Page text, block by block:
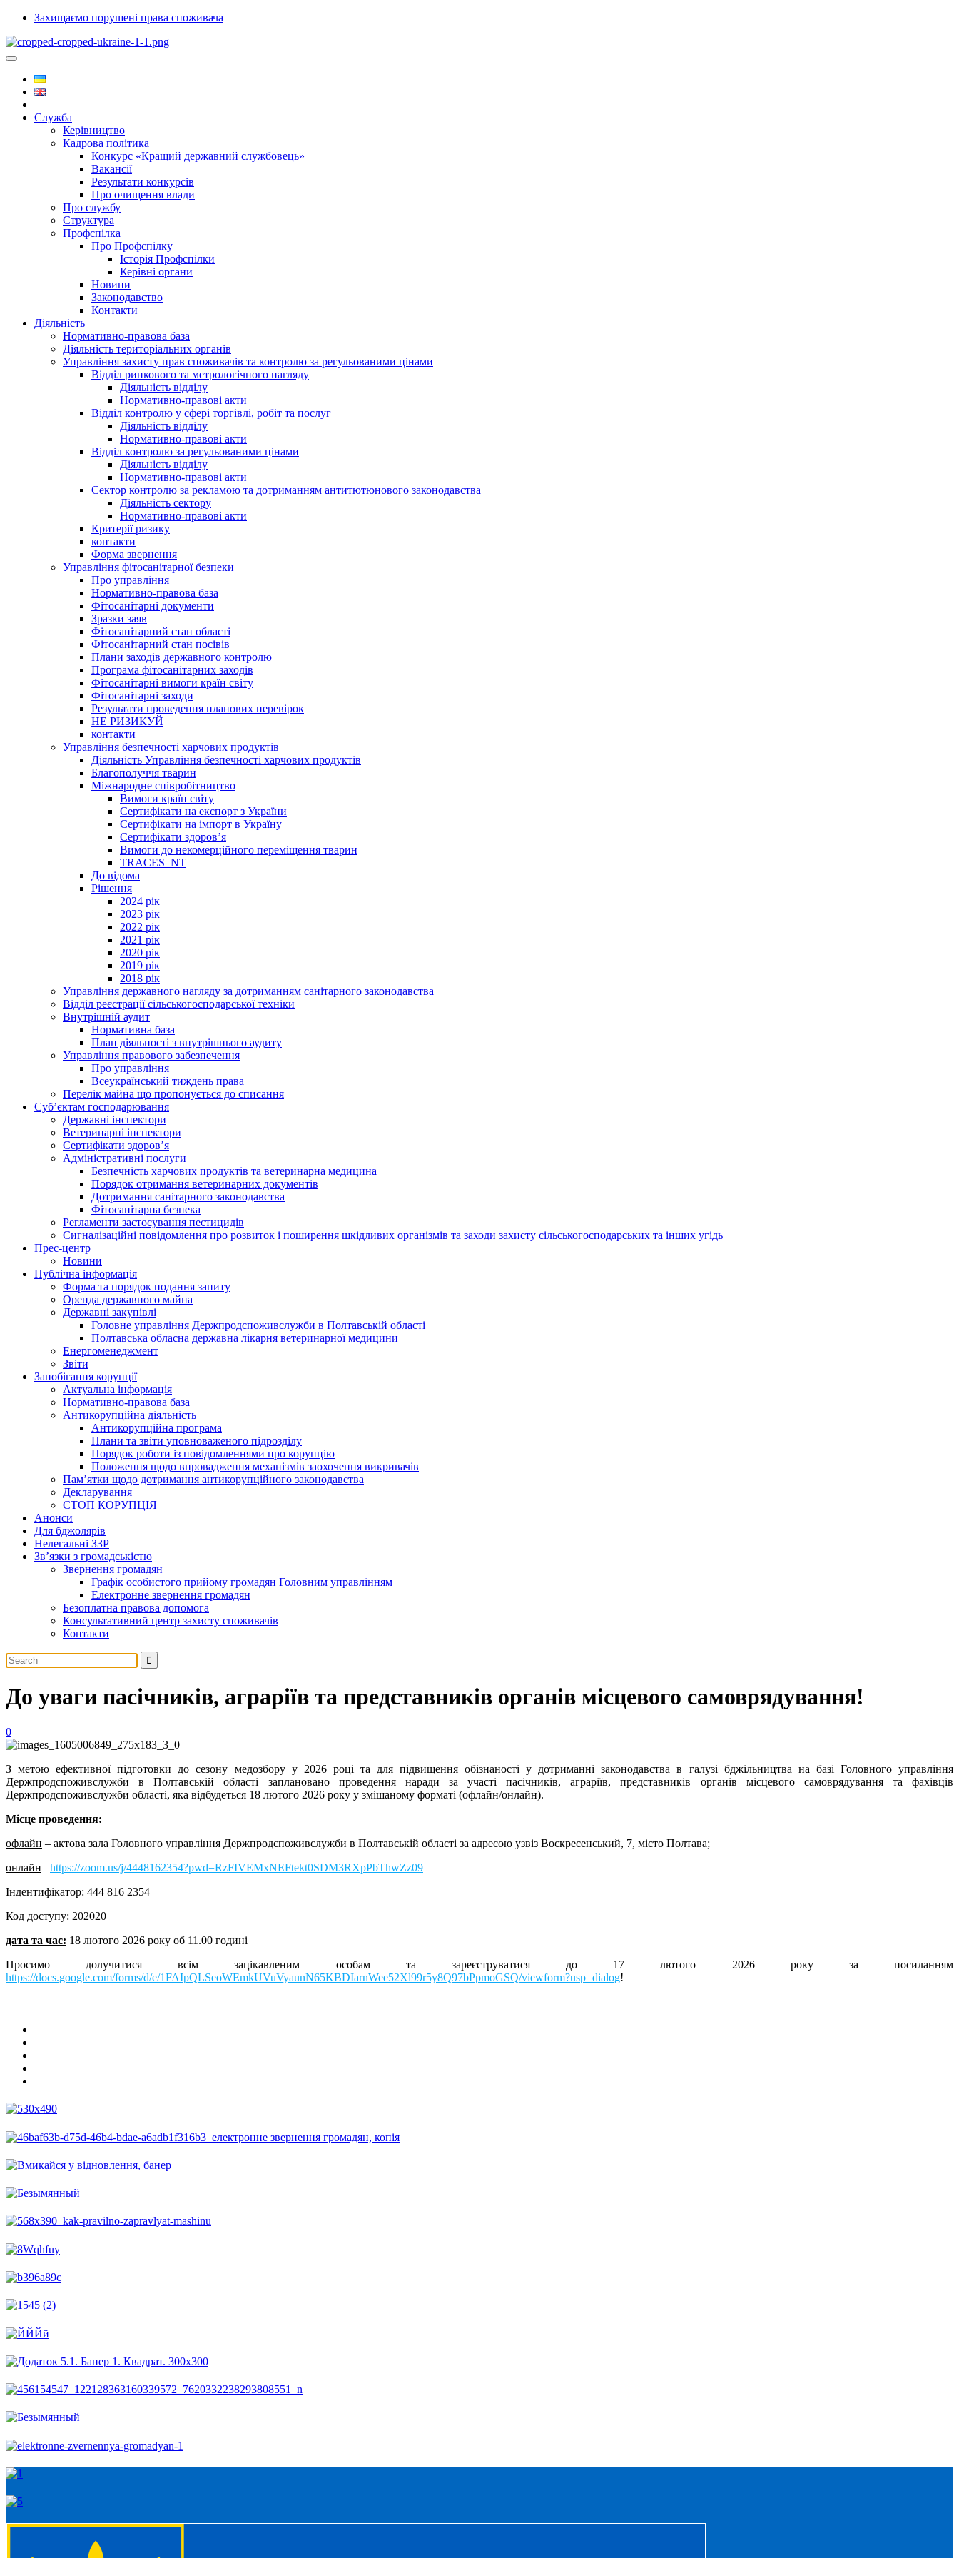
Захищаємо порушені права споживача
Служба
Керівництво
Кадрова політика
Конкурс «Кращий державний службовець»
Вакансії
Результати конкурсів
Про очищення влади
Про службу
Структура
Профспілка
Про Профспілку
Історія Профспілки
Керівні органи
Новини
Законодавство
Контакти
Діяльність
Нормативно-правова база
Діяльність територіальних органів
Управління захисту прав споживачів та контролю за регульованими цінами
Відділ ринкового та метрологічного нагляду
Діяльність відділу
Нормативно-правові акти
Відділ контролю у сфері торгівлі, робіт та послуг
Діяльність відділу
Нормативно-правові акти
Відділ контролю за регульованими цінами
Діяльність відділу
Нормативно-правові акти
Сектор контролю за рекламою та дотриманням антитютюнового законодавства
Діяльність сектору
Нормативно-правові акти
Критерії ризику
контакти
Форма звернення
Управління фітосанітарної безпеки
Про управління
Нормативно-правова база
Фітосанітарні документи
Зразки заяв
Фітосанітарний стан області
Фітосанітарний стан посівів
Плани заходів державного контролю
Програма фітосанітарних заходів
Фітосанітарні вимоги країн світу
Фітосанітарні заходи
Результати проведення планових перевірок
НЕ РИЗИКУЙ
контакти
Управління безпечності харчових продуктів
Діяльність Управління безпечності харчових продуктів
Благополуччя тварин
Міжнародне співробітництво
Вимоги країн світу
Сертифікати на експорт з України
Сертифікати на імпорт в Україну
Сертифікати здоров’я
Вимоги до некомерційного переміщення тварин
TRACES_NT
До відома
Рішення
2024 рік
2023 рік
2022 рік
2021 рік
2020 рік
2019 рік
2018 рік
Управління державного нагляду за дотриманням санітарного законодавства
Відділ реєстрації сільськогосподарської техніки
Внутрішній аудит
Нормативна база
План діяльності з внутрішнього аудиту
Управління правового забезпечення
Про управління
Всеукраїнський тиждень права
Перелік майна що пропонується до списання
Суб’єктам господарювання
Державні інспектори
Ветеринарні інспектори
Сертифікати здоров’я
Адміністративні послуги
Безпечність харчових продуктів та ветеринарна медицина
Порядок отримання ветеринарних документів
Дотримання санітарного законодавства
Фітосанітарна безпека
Регламенти застосування пестицидів
Сигналізаційні повідомлення про розвиток і поширення шкідливих організмів та заходи захисту сільськогосподарських та інших угідь
Прес-центр
Новини
Публічна інформація
Форма та порядок подання запиту
Оренда державного майна
Державні закупівлі
Головне управління Держпродспоживслужби в Полтавській області
Полтавська обласна державна лікарня ветеринарної медицини
Енергоменеджмент
Звіти
Запобігання корупції
Актуальна інформація
Нормативно-правова база
Антикорупційна діяльність
Антикорупційна програма
Плани та звіти уповноваженого підрозділу
Порядок роботи із повідомленнями про корупцію
Положення щодо впровадження механізмів заохочення викривачів
Пам’ятки щодо дотримання антикорупційного законодавства
Декларування
СТОП КОРУПЦІЯ
Анонси
Для бджолярів
Нелегальні ЗЗР
Зв’язки з громадськістю
Звернення громадян
Графік особистого прийому громадян Головним управлінням
Електронне звернення громадян
Безоплатна правова допомога
Консультативний центр захисту споживачів
Контакти
До уваги пасічників, аграріїв та представників органів місцевого самоврядування!
0
З метою ефективної підготовки до сезону медозбору у 2026 році та для підвищення обізнаності у дотриманні законодавства в галузі бджільництва на базі Головного управління
Держпродспоживслужби в Полтавській області заплановано проведення наради за участі пасічників, аграріїв, представників органів місцевого самоврядування та фахівців
Держпродспоживслужби області, яка відбудеться 18 лютого 2026 року у змішаному форматі (офлайн/онлайн).
Місце проведення:
офлайн – актова зала Головного управління Держпродспоживслужби в Полтавській області за адресою узвіз Воскресенський, 7, місто Полтава;
онлайн –https://zoom.us/j/4448162354?pwd=RzFIVEMxNEFtekt0SDM3RXpPbThwZz09
Індентифікатор: 444 816 2354
Код доступу: 202020
дата та час: 18 лютого 2026 року об 11.00 годині
Просимо долучитися всім зацікавленим особам та зареєструватися до 17 лютого 2026 року за посиланням
https://docs.google.com/forms/d/e/1FAIpQLSeoWEmkUVuVyaunN65KBDIarnWee52Xl99r5y8Q97bPpmoGSQ/viewform?usp=dialog!